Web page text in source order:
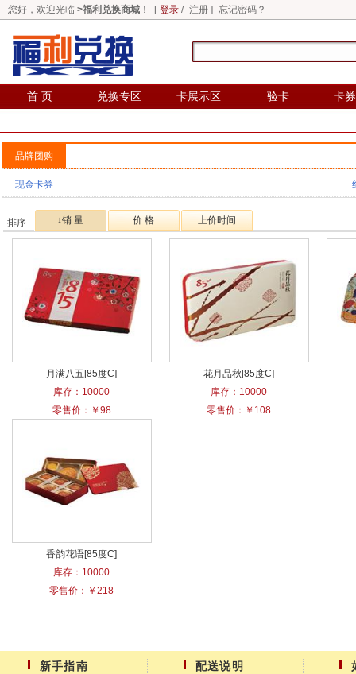
您好，欢迎光临 >福利兑换商城 ！ [ 登录 / 注册 ] 忘记密码？
首 页 兑换专区 卡展示区 验卡 卡
品牌团购
现金卡券
排序 ↓销 量 价 格 上价时间
月满八五[85度C]
库存：10000
零售价：￥98
花月品秋[85度C]
库存：10000
零售价：￥108
香韵花语[85度C]
库存：10000
零售价：￥218
新手指南 配送说明